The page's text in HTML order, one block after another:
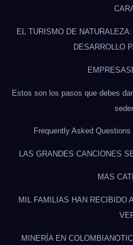
EL TURISMO DE
DESARROLLO
EMPRESAS
Estos son los pasos que debes
Frequently Asked Questions
LAS GRANDES CANCIONES
MAS
MIL FAMILIAS HAN RECIBIDO
MINERÍA EN COLOMBIA